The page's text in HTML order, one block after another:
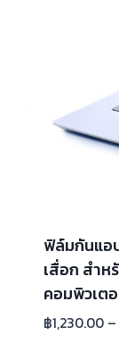
ฟิล์มกันแอ
เสื่อก สำ
คอมพิวเต
฿1,230.00 –